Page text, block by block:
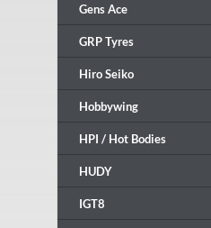
Gens Ace
GRP Tyres
Hiro Seiko
Hobbywing
HPI / Hot Bodies
HUDY
IGT8